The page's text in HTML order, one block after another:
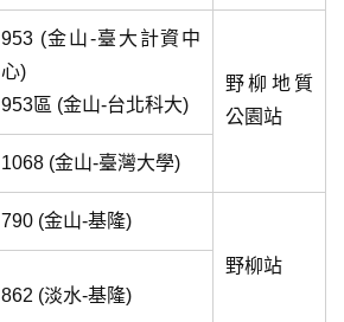
953 (金山-臺大計資中
心)
953區 (金山-台北科大)
野柳地質
公園站
1068 (金山-臺灣大學)
790 (金山-基隆)
野柳站
862 (淡水-基隆)